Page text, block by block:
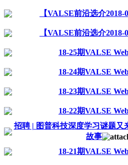
【VALSE前沿选介2018-
【VALSE前沿选介2018-
18-25期VALSE
18-24期VALSE
18-23期VALSE
18-22期VALSE
招聘 | 图普科技深度学习谜题又
故事
18-21期VALSE